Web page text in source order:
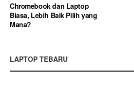
Chromebook dan Laptop
Biasa, Lebih Baik Pilih yang
Mana?
LAPTOP TEBARU